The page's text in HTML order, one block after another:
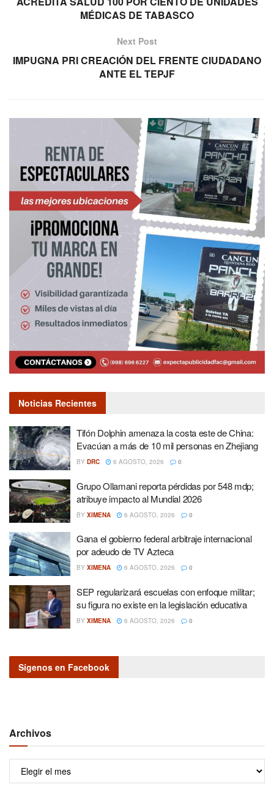
MÉDICAS DE TABASCO
Next Post
IMPUGNA PRI CREACIÓN DEL FRENTE CIUDADANO
ANTE EL TEPJF
Noticias Recientes
Tifón Dolphin amenaza la costa este de China:
Evacúan a más de 10 mil personas en Zhejiang
BY DRC 6 AGOSTO, 2026 0
Grupo Ollamani reporta pérdidas por 548 mdp;
atribuye impacto al Mundial 2026
BY XIMENA 6 AGOSTO, 2026 0
Gana el gobierno federal arbitraje internacional
por adeudo de TV Azteca
BY XIMENA 6 AGOSTO, 2026 0
SEP regularizará escuelas con enfoque militar;
su figura no existe en la legislación educativa
BY XIMENA 6 AGOSTO, 2026 0
Sígenos en Facebook
Archivos
Archivos